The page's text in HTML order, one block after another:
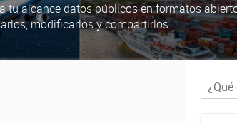
tu alcance datos públicos en formatos
modificarlos y compartirlos